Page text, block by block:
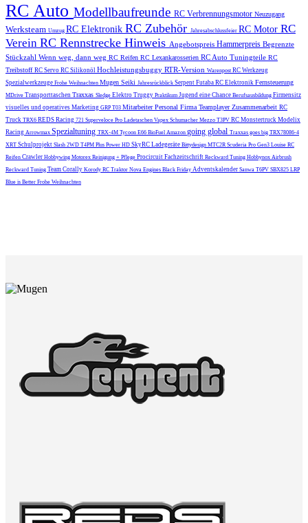
RC Auto Modellbaufreunde RC Verbrennungsmotor Neuzugang
Werksteam Umzug RC Elektronik RC Zubehör Jahresabschlussfeier RC Motor RC
Verein RC Rennstrecke Hinweis Angebotspreis Hammerpreis Begrenzte
Stückzahl Wenn weg, dann weg RC Reifen RC Lexankarosserien RC Auto Tuningteile RC
Treibstoff RC Servo RC Silikonöl Hochleistungsbuggy RTR-Version Warenpost RC Werkzeug
Spezialwerkzeuge Frohe Weihnachten Mugen Seiki Jahresrückblick Serpent Futaba RC Elektronik Fernsteuerung
MDrive Transporttaschen Traxxas Sledge Elektro Truggy Praktikum Jugend eine Chance Berufsausbildung Firmensitz
visuelles und operatives Marketing GRP T03 MitarbeiterPersonal Firma TeamplayerZusammenarbeit RC
Truck TRX6 REDS Racing 721 Superveloce Pro Ladetaschen Vapex Schumacher Mezzo T3PV RC Monstertruck Modelix
Racing Arrowmax Spezialtuning TRX-4M Tycoon E66 BioFuel Amazon going global Traxxas goes big TRX78086-4
XRT Schulprojekt Slash 2WD T4PM Plus Power HD SkyRC Ladegeräte Bittydesign MTC2RScuderia Pro Gen3 Louise RC
Reifen Crawler Hobbywing Motorex Reinigung + Pflege Procircuit Fachzeitschrift Reckward Tuning Hobbynox Airbrush
Reckward Tuning Team Corally Korody RC Traktor Nova Engines Black Friday Adventskalender Sanwa T6PV SBX825 LRP
Blue is Better Frohe Weihnachten